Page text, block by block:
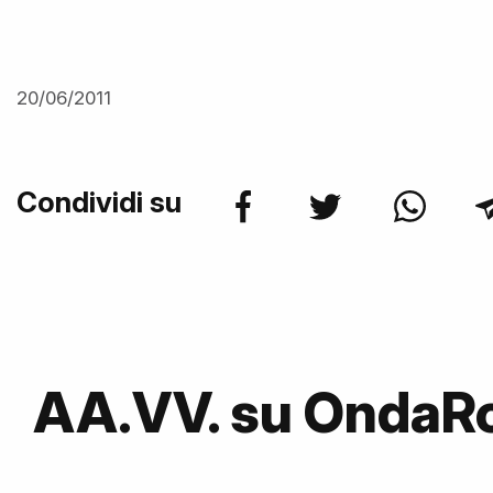
20/06/2011
Condividi su
AA.VV. su